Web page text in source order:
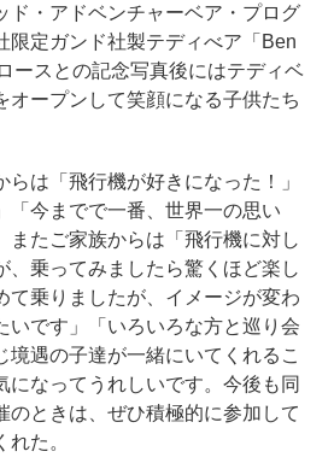
・アドベンチャーベア・プログ
限定ガンド社製テディべア「Ben
ースとの記念写真後にはテディベ
オープンして笑顔になる子供たち
は「飛行機が好きになった！」
「今までで一番、世界一の思い
またご家族からは「飛行機に対し
、乗ってみましたら驚くほど楽し
て乗りましたが、イメージが変わ
いです」「いろいろな方と巡り会
境遇の子達が一緒にいてくれるこ
になってうれしいです。今後も同
のときは、ぜひ積極的に参加して
た。